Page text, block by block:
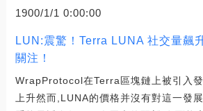
1900/1/1 0:00:00
LUN:震驚！Terra LUNA 社交量飆
關注！
WrapProtocol在Terra區塊鏈上被引入
上升然而,LUNA的價格并沒有對這一發